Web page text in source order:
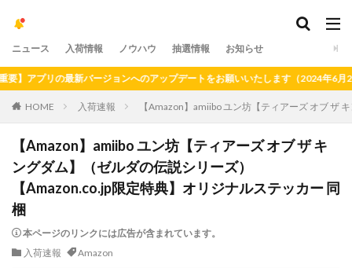
ニュース 入荷情報 ノウハウ 抽選情報 お知らせ
リの最新バージョンへのアップデートをお願いいたします（2024年6月21日以
HOME 入荷速報 【Amazon】amiibo ユン坊【ティアーズ オブ ザ
【Amazon】amiibo ユン坊【ティアーズ オブ ザ キ
ングダム】（ゼルダの伝説シリーズ）
【Amazon.co.jp限定特典】オリジナルステッカー 同
梱
本ページのリンクには広告が含まれています。
入荷速報
Amazon